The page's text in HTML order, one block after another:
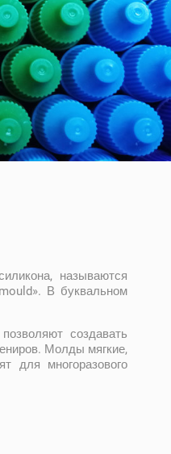
называются
В буквальном
создавать
Молды мягкие,
для многоразового